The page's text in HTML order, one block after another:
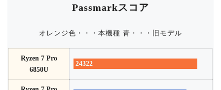
Passmarkスコア
オレンジ色・・・本機種 青・・・旧モデル
Ryzen 7 Pro
6850U
24322